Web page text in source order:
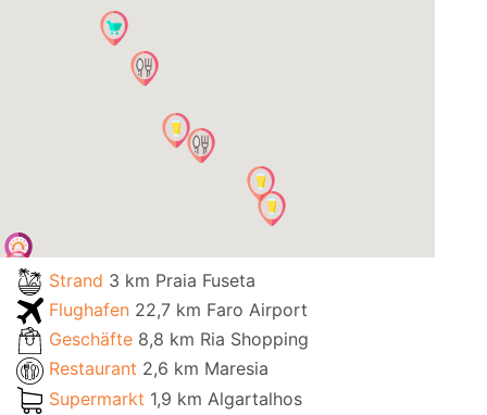
Strand 3 km Praia Fuseta
Flughafen 22,7 km Faro Airport
Geschäfte 8,8 km Ria Shopping
Restaurant 2,6 km Maresia
Supermarkt 1,9 km Algartalhos